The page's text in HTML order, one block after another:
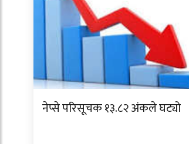
नेप्से परिसूचक १३.८२ अंकले घट्यो